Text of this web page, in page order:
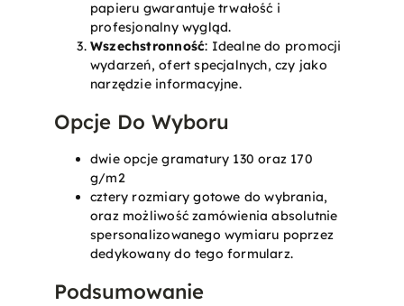
papieru gwarantuje trwałość i
profesjonalny wygląd.
Wszechstronność: Idealne do promocji
wydarzeń, ofert specjalnych, czy jako
narzędzie informacyjne.
Opcje Do Wyboru
dwie opcje gramatury 130 oraz 170
g/m2
cztery rozmiary gotowe do wybrania,
oraz możliwość zamówienia absolutnie
spersonalizowanego wymiaru poprzez
dedykowany do tego formularz.
Podsumowanie